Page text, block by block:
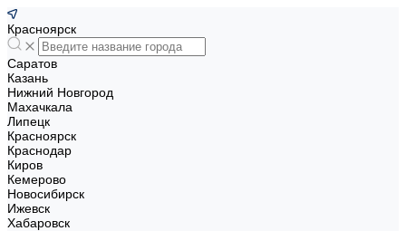
Красноярск
Саратов
Казань
Нижний Новгород
Махачкала
Липецк
Красноярск
Краснодар
Киров
Кемерово
Новосибирск
Ижевск
Хабаровск